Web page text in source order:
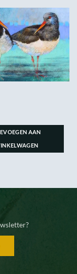
AAN